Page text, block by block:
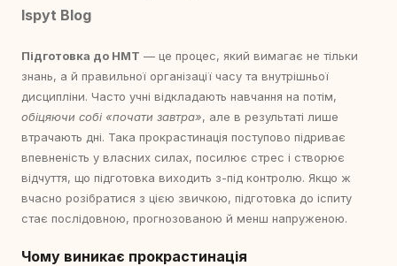
Ispyt Blog
Підготовка до НМТ — це процес, який вимагає не тільки
знань, а й правильної організації часу та внутрішньої
дисципліни. Часто учні відкладають навчання на потім,
обіцяючи собі «почати завтра», але в результаті лише
втрачають дні. Така прокрастинація поступово підриває
впевненість у власних силах, посилює стрес і створює
відчуття, що підготовка виходить з-під контролю. Якщо ж
вчасно розібратися з цією звичкою, підготовка до іспиту
стає послідовною, прогнозованою й менш напруженою.
Чому виникає прокрастинація